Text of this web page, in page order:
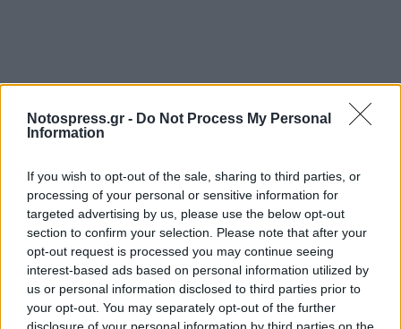
Notospress.gr - Do Not Process My Personal
Information
If you wish to opt-out of the sale, sharing to third parties, or
processing of your personal or sensitive information for
targeted advertising by us, please use the below opt-out
section to confirm your selection. Please note that after your
opt-out request is processed you may continue seeing
interest-based ads based on personal information utilized by
us or personal information disclosed to third parties prior to
your opt-out. You may separately opt-out of the further